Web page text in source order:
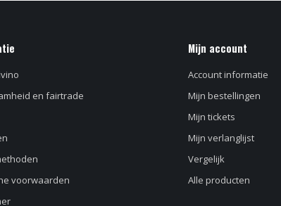
en fairtrade
voorwaarden
Mijn account
Account informatie
Mijn bestellingen
Mijn tickets
Mijn verlanglijst
Vergelijk
Alle producten